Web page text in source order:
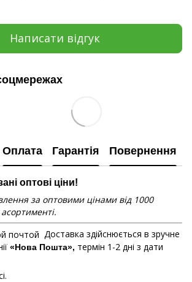
Написати відгук
Оплата Гарантія Повернення
оптові ціни!
за оптовими цінами від 1000
Доставка здійснюється в зручне
«Нова Пошта», термін 1-2 дні з дати